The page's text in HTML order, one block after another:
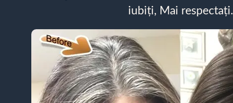
iubiți, Mai respectați.